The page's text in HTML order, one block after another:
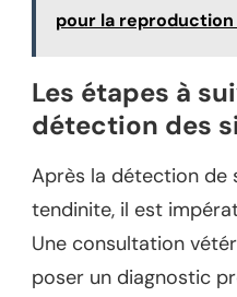
pour la reproduction
Les étapes à
détection des
Après la détection de
tendinite, il est
Une consultation
poser un diagnostic